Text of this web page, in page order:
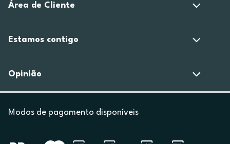
Área de Cliente
Estamos contigo
Opinião
Modos de pagamento disponíveis